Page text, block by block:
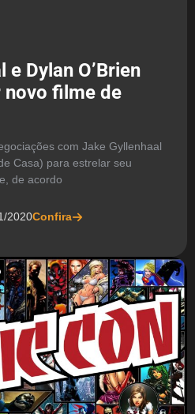
e Dylan O’Brien
filme de
com Jake Gyllenhaal
Casa) para estrelar seu
de acordo
2020Confira